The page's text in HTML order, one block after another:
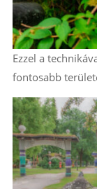
Ezzel a
fontosabb